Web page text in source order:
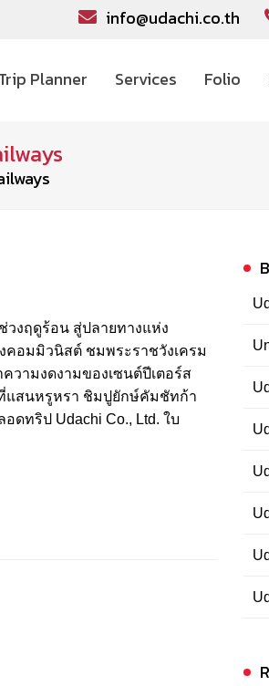
info@udachi.co.th
Planner Services Folio
วงฤดูร้อน สู่ปลายทางแห่ง
คอมมิวนิสต์ ชมพระราชวังเครม
วามงดงามของเซนต์ปีเตอร์ส
แสนหรูหรา ชิมปูยักษ์คัมชัทก้า
ดทริป Udachi Co., Ltd. ใบ